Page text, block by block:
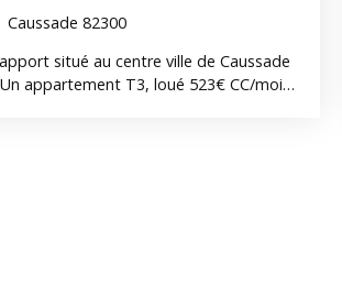
Caussade 82300
situé au centre ville de Caussade
appartement T3, loué 523€ CC/mois